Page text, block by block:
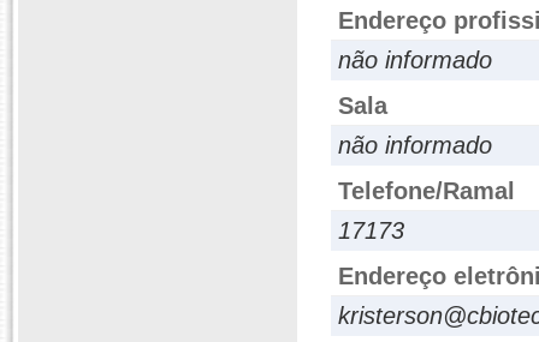
Endereço
não informado
Sala
não informado
Telefone/Ramal
17173
Endereço